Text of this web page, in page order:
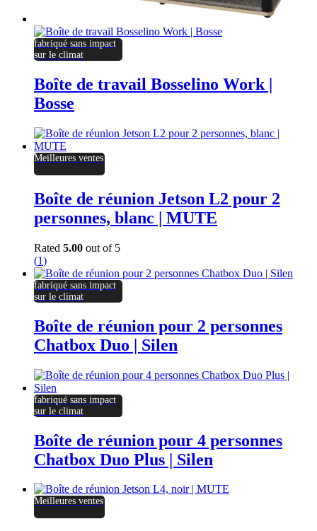
fabriqué sans impact
sur le climat
Boîte de travail Bosselino Work |
Bosse
Meilleures ventes
Boîte de réunion Jetson L2 pour 2
personnes, blanc | MUTE
Rated 5.00 out of 5
(1)
fabriqué sans impact
sur le climat
Boîte de réunion pour 2 personnes
Chatbox Duo | Silen
fabriqué sans impact
sur le climat
Boîte de réunion pour 4 personnes
Chatbox Duo Plus | Silen
Meilleures ventes